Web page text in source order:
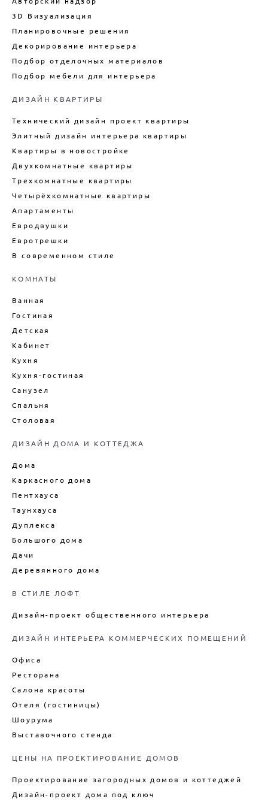
ДИЗАЙН ИНТЕРЬЕРА
ЗАГОРОДНОГО ДОМА
АПАРТАМЕНТОВ
ДИЗАЙН ИНТЕРЬЕРА ТАУНХАУСА
ДИЗАЙН КВАРТИРЫ В СТИЛЕ
ДИЗАЙН ДУПЛЕКСА
НОВОСТРОЙКЕ
ТЕХНИЧЕСКИЙ ДИЗАЙН
КВАРТИРЫ
ВНУТРЕННИЙ ИНТЕРЬЕР
ДИЗАЙН БОЛЬШОГО ДОМА
ДИЗАЙН ДОМА ПОД КЛЮЧ
ДИЗАЙН ИНТЕРЬЕРА ДАЧИ
ПОДБОР МЕБЕЛИ ДЛЯ ИНТЕРЬЕРА
ВАННОЙ
ГОСТИНОЙ
ЦЕНЫ НА ПРОЕКТИРОВАНИЕ
РАЗРАБОТКА ДИЗАЙНА
ВЫСТАВОЧНОГО СТЕНДА
ДИЗАЙН-ПРОЕКТ ОТЕЛЯ
ПОДБОР ОТДЕЛОЧНЫХ МАТЕРИАЛОВ
3D Визуализация
Планировочные решения
Декорирование интерьера
Подбор отделочных материалов
Подбор мебели для интерьера
ДИЗАЙН КВАРТИРЫ
Технический дизайн проект квартиры
Элитный дизайн интерьера квартиры
Квартиры в новостройке
Двухкомнатные квартиры
Трехкомнатные квартиры
Четырёхкомнатные квартиры
Апартаменты
Евродвушки
Евротрешки
В современном стиле
КОМНАТЫ
Ванная
Гостиная
Детская
Кабинет
Кухня
Кухня-гостиная
Санузел
Спальня
Столовая
ДИЗАЙН ДОМА И КОТТЕДЖА
Дома
Каркасного дома
Пентхауса
Таунхауса
Дуплекса
Большого дома
Дачи
Деревянного дома
В СТИЛЕ ЛОФТ
Дизайн-проект общественного интерьера
ДИЗАЙН ИНТЕРЬЕРА КОММЕРЧЕСКИХ ПОМЕЩЕНИЙ
Офиса
Ресторана
Салона красоты
Отеля (гостиницы)
Шоурума
Выставочного стенда
ЦЕНЫ НА ПРОЕКТИРОВАНИЕ ДОМОВ
Проектирование загородных домов и коттеджей
Дизайн-проект дома под ключ